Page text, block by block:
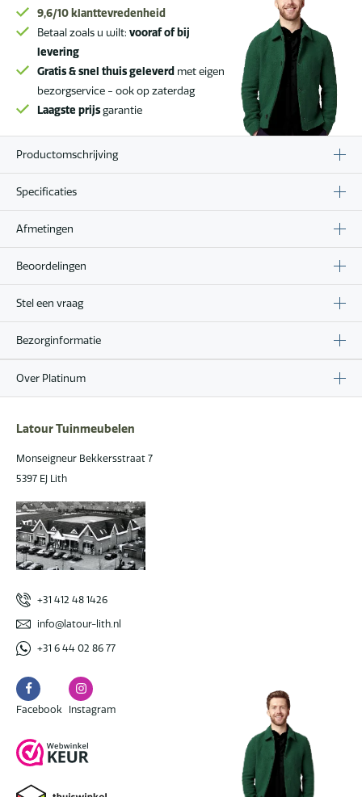
9,6/10 klanttevredenheid
Betaal zoals u wilt: vooraf of bij
levering
Gratis & snel thuis geleverd met eigen
bezorgservice - ook op zaterdag
Laagste prijsgarantie
Productomschrijving
Specificaties
Afmetingen
Beoordelingen
Stel een vraag
Bezorginformatie
Over Platinum
Latour Tuinmeubelen
Monseigneur Bekkersstraat 7
5397 EJ Lith
+31 412 48 1426
info@latour-lith.nl
+31 6 44 02 86 77
Facebook
Facebook
Instagram
Instagram